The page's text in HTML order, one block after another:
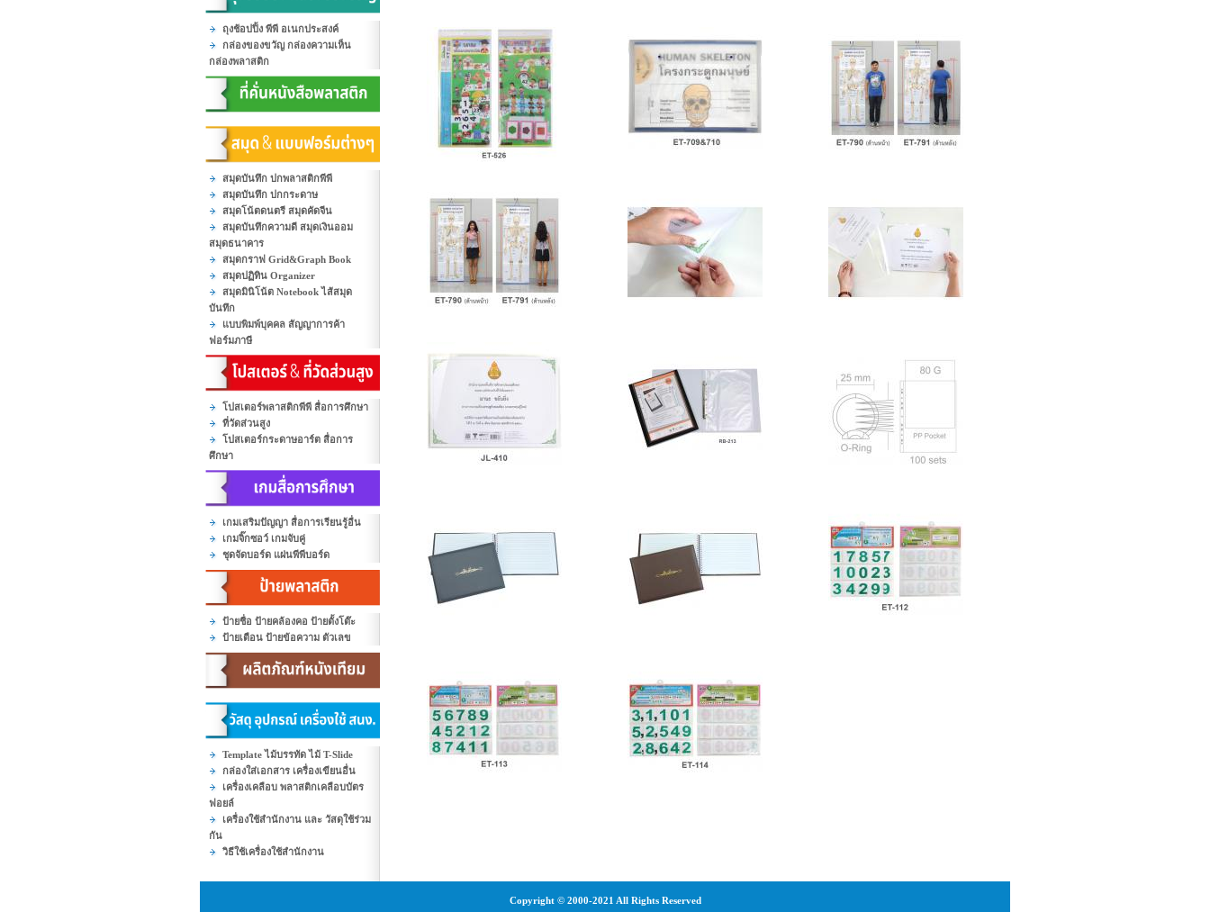
ถุงช้อปปิ้ง พีพี อเนกประสงค์
กล่องของขวัญ กล่องความเห็น
กล่องพลาสติก
สมุดบันทึก ปกพลาสติกพีพี
สมุดบันทึก ปกกระดาษ
สมุดโน้ตดนตรี สมุดคัดจีน
สมุดบันทึกความดี สมุดเงินออม
สมุดธนาคาร
สมุดกราฟ Grid&Graph Book
สมุดปฏิทิน Organizer
สมุดมินิโน้ต Notebook ไส้สมุด
บันทึก
แบบพิมพ์บุคคล สัญญาการค้า
ฟอร์มภาษี
โปสเตอร์พลาสติกพีพี สื่อการศึกษา
ที่วัดส่วนสูง
โปสเตอร์กระดาษอาร์ต สื่อการ
ศึกษา
เกมเสริมปัญญา สื่อการเรียนรู้อื่น
เกมจิ๊กซอว์ เกมจับคู่
ชุดจัดบอร์ด แผ่นพีพีบอร์ด
ป้ายชื่อ ป้ายคล้องคอ ป้ายตั้งโต๊ะ
ป้ายเตือน ป้ายข้อความ ตัวเลข
Template ไม้บรรทัด ไม้ T-Slide
กล่องใส่เอกสาร เครื่องเขียนอื่น
เครื่องเคลือบ พลาสติกเคลือบบัตร
ฟอยล์
เครื่องใช้สำนักงาน และ วัสดุใช้ร่วม
กัน
วิธีใช้เครื่องใช้สำนักงาน
Copyright © 2000-2021 All Rights Reserved